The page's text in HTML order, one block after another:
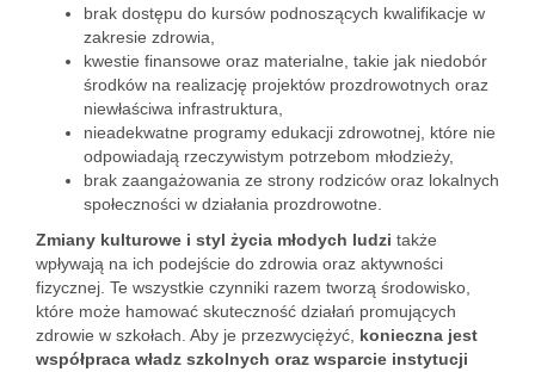
brak dostępu do kursów podnoszących kwalifikacje w
zakresie zdrowia,
kwestie finansowe oraz materialne, takie jak niedobór
środków na realizację projektów prozdrowotnych oraz
niewłaściwa infrastruktura,
nieadekwatne programy edukacji zdrowotnej, które nie
odpowiadają rzeczywistym potrzebom młodzieży,
brak zaangażowania ze strony rodziców oraz lokalnych
społeczności w działania prozdrowotne.
Zmiany kulturowe i styl życia młodych ludzi także
wpływają na ich podejście do zdrowia oraz aktywności
fizycznej. Te wszystkie czynniki razem tworzą środowisko,
które może hamować skuteczność działań promujących
zdrowie w szkołach. Aby je przezwyciężyć, konieczna jest
współpraca władz szkolnych oraz wsparcie instytucji